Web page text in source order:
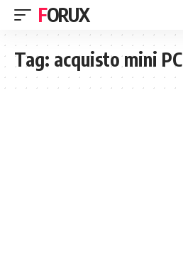
FORUX
Tag: acquisto mini PC